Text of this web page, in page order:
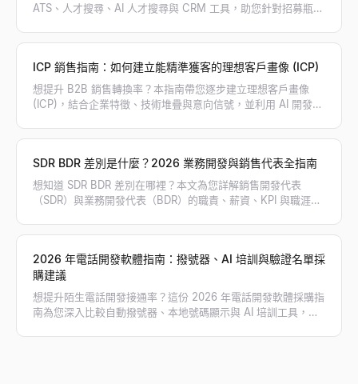
ATS、人才搜尋、AI 人才搜尋與 CRM 工具，助您針對招募瓶頸
ICP 銷售指南：如何建立能精準獲客的理想客戶畫像 (ICP)
想提升 B2B 銷售轉換率？本指南帶您逐步建立理想客戶畫像
(ICP)，結合企業特徵、技術堆疊與意向信號，並利用 AI 開發工
SDR BDR 差別是什麼？2026 業務開發與銷售代表全指南
想知道 SDR BDR 差別在哪裡？本文為您詳解銷售開發代表
（SDR）與業務開發代表（BDR）的職責、薪資、KPI 與職涯路
2026 年電話開發軟體指南：撥號器、AI 培訓與驗證名單採
購建議
想提升陌生電話開發接通率？這份 2026 年電話開發軟體採購指
南為您深入比較自動撥號器、本地號碼顯示與 AI 培訓工具，並